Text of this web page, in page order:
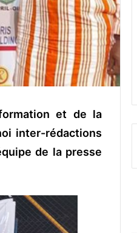
et de la
inter-rédactions
de la presse